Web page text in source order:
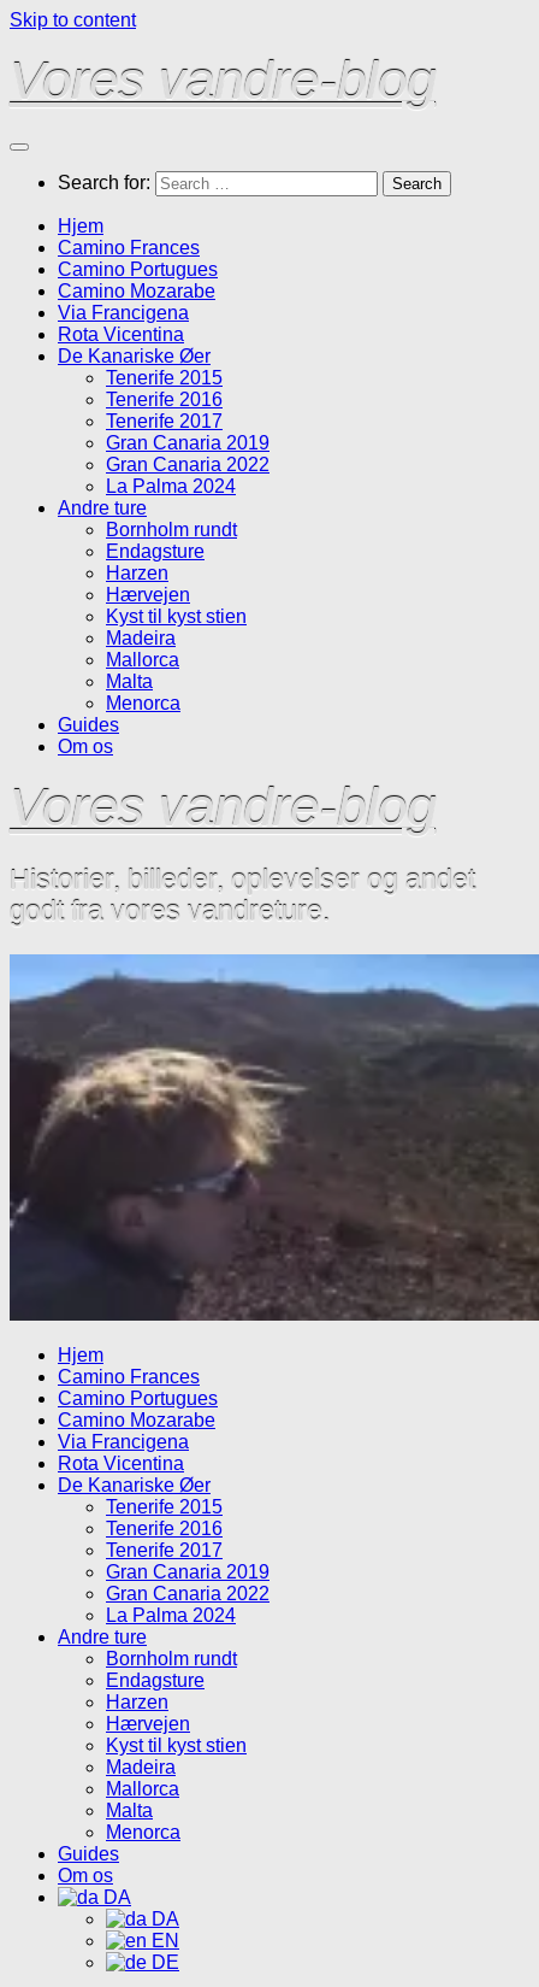
Skip to content
Vores vandre-blog
Search for:
Hjem
Camino Frances
Camino Portugues
Camino Mozarabe
Via Francigena
Rota Vicentina
De Kanariske Øer
Tenerife 2015
Tenerife 2016
Tenerife 2017
Gran Canaria 2019
Gran Canaria 2022
La Palma 2024
Andre ture
Bornholm rundt
Endagsture
Harzen
Hærvejen
Kyst til kyst stien
Madeira
Mallorca
Malta
Menorca
Guides
Om os
Vores vandre-blog
Historier, billeder, oplevelser og andet
godt fra vores vandreture.
Hjem
Camino Frances
Camino Portugues
Camino Mozarabe
Via Francigena
Rota Vicentina
De Kanariske Øer
Tenerife 2015
Tenerife 2016
Tenerife 2017
Gran Canaria 2019
Gran Canaria 2022
La Palma 2024
Andre ture
Bornholm rundt
Endagsture
Harzen
Hærvejen
Kyst til kyst stien
Madeira
Mallorca
Malta
Menorca
Guides
Om os
DA
DA
EN
DE